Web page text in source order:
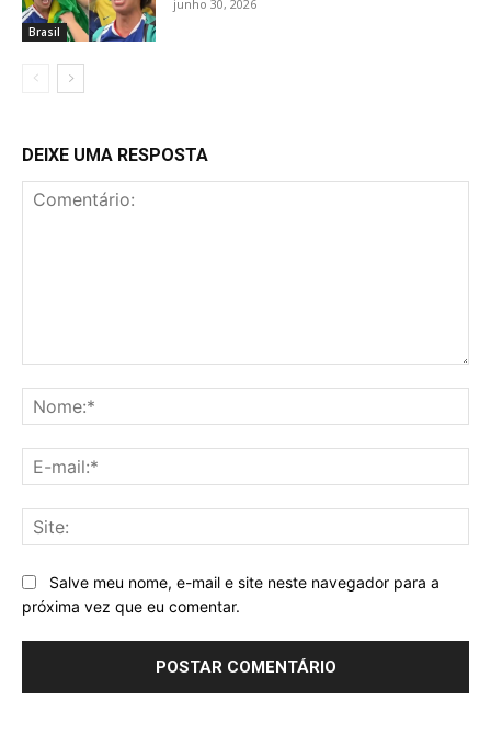
Brasil
junho 30, 2026
DEIXE UMA RESPOSTA
Salve meu nome, e-mail e site neste navegador para a
próxima vez que eu comentar.